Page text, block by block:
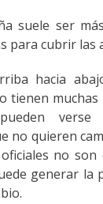
suele ser
para cubrir las
hacia
tienen muchas
no quieren
no
generar la